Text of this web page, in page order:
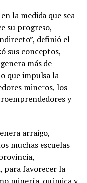
la medida que sea
su progreso,
definió el
sus conceptos,
más de
que impulsa la
mineros, los
y
arraigo,
muchas escuelas
para favorecer la
minería, química y